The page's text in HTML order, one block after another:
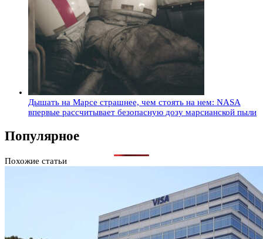
Дышать на Марсе страшнее, чем стоять на нем: NASA
впервые рассчитывает безопасную дозу марсианской пыли
Популярное
Похожие статьи